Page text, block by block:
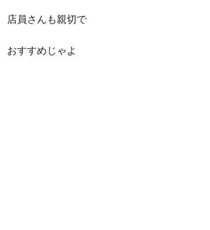
店員さんも親切で
おすすめじゃよ